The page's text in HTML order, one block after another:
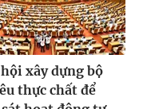
xây dựng bộ
thực chất để